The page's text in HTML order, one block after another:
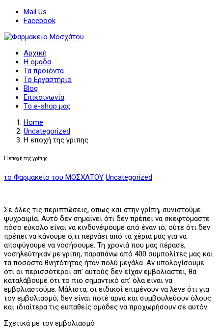
Mail Us
Facebook
Αρχική
Η ομάδα
Τα προϊόντα
Το Εργαστήριο
Blog
Επικοινωνία
Το e-shop μας
Home
Uncategorized
Η εποχή της γρίπης
Η εποχή της γρίπης
το Φαρμακείο του ΜΟΣΧΑΤΟΥ Uncategorized
Σε όλες τις περιπτώσεις, όπως και στην γρίπη, συνιστούμε
ψυχραιμία. Αυτό δεν σημαίνει ότι δεν πρέπει να σκεφτόμαστε
πόσο εύκολο είναι να κινδυνέψουμε από έναν ιό, ούτε ότι δεν
πρέπει να κάνουμε ό,τι περνάει από τα χέρια μας για να
αποφύγουμε να νοσήσουμε. Τη χρονιά που μας πέρασε,
νοσηλεύτηκαν με γρίπη, παραπάνω από 400 συμπολίτες μας και
τα ποσοστά θνητότητας ήταν πολύ μεγάλα. Αν υπολογίσουμε
ότι οι περισσότεροι απ’ αυτούς δεν είχαν εμβολιαστεί, θα
καταλάβουμε ότι το πιο σημαντικό απ’ όλα είναι να
εμβολιαστούμε. Μάλιστα, οι ειδικοί επιμένουν να λένε ότι για
τον εμβολιασμό, δεν είναι ποτέ αργά και συμβουλεύουν όλους
και ιδιαίτερα τις ευπαθείς ομάδες να προχωρήσουν σε αυτόν.
Σχετικά με τον εμβολιασμό